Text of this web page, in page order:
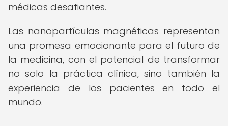
médicas desafiantes.
Las nanopartículas magnéticas representan
una promesa emocionante para el futuro de
la medicina, con el potencial de transformar
no solo la práctica clínica, sino también la
experiencia de los pacientes en todo el
mundo.